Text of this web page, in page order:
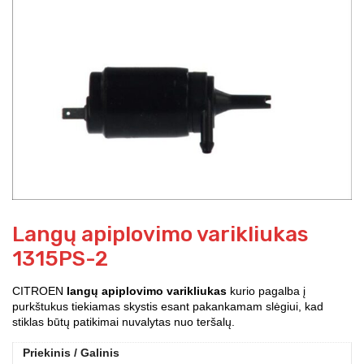
Langų apiplovimo varikliukas
1315PS-2
CITROEN langų apiplovimo varikliukas kurio pagalba į
purkštukus tiekiamas skystis esant pakankamam slėgiui, kad
stiklas būtų patikimai nuvalytas nuo teršalų.
Priekinis / Galinis